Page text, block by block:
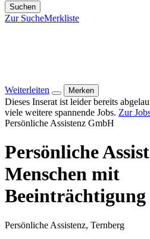
Suchen
Zur SucheMerkliste
Weiterleiten Merken
Dieses Inserat ist leider bereits
viele weitere spannende Jobs. Zur
Persönliche Assistenz GmbH
Persönliche
Menschen mit
Beeinträchtigung
Persönliche Assistenz, Ternberg